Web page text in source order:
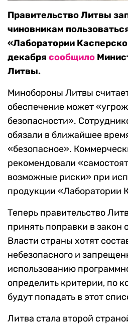
Правительство Литвы
чиновникам
«Лаборатории
декабря сообщило
Литвы.
Минобороны Литвы
обеспечение может
безопасности».
обязали в ближайшее
«безопасное».
рекомендовали
возможные риски» при
продукции «Лаборатории
Теперь правительство
принять поправки в закон
Власти страны хотят
небезопасного и
использованию
определить критерии, по
будут попадать в этот
Литва стала второй